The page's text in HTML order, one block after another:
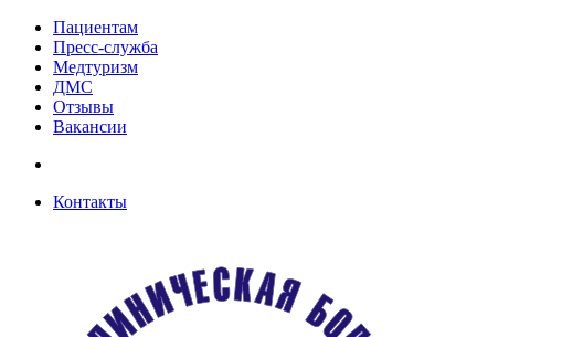
Пациентам
Пресс-служба
Медтуризм
ДМС
Отзывы
Вакансии
Контакты